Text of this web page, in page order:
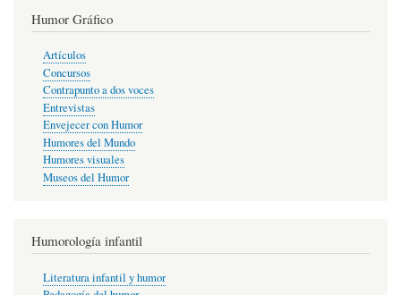
Humor Gráfico
Artículos
Concursos
Contrapunto a dos voces
Entrevistas
Envejecer con Humor
Humores del Mundo
Humores visuales
Museos del Humor
Humorología infantil
Literatura infantil y humor